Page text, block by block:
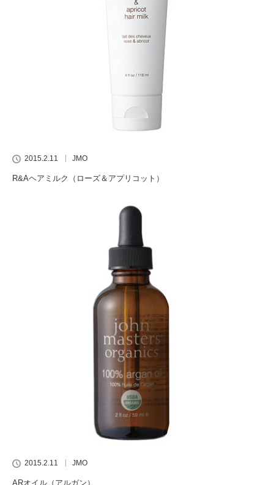
2015.2.11 JMO
R&Aヘアミルク（ローズ＆アプリコット）
2015.2.11 JMO
ARオイル（アルガン）